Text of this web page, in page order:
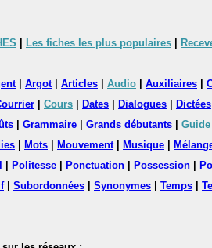
Les fiches les plus populaires
| Argot| Articles Audio Auxiliaires
Cours Dates Dialogues Dictées
Grammaire Grands débutants Guide
Mots Mouvement| Musique
Politesse Ponctuation Possession
| Subordonnées Synonymes Temps